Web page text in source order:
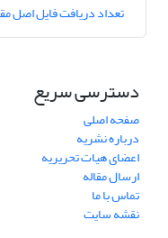
تعداد دریافت فایل اصل
دسترسی سریع
صفحه اصلی
درباره نشریه
اعضای هیات تحریریه
ارسال مقاله
تماس با ما
نقشه سایت